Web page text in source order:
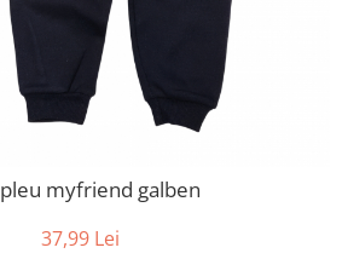
myfriend galben
37,99 Lei